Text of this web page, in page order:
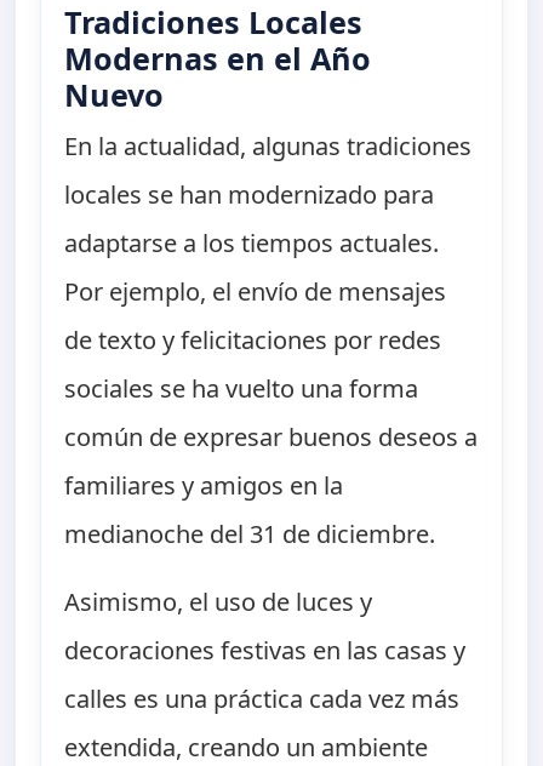
Tradiciones Locales
Modernas en el Año
Nuevo
En la actualidad, algunas tradiciones
locales se han modernizado para
adaptarse a los tiempos actuales.
Por ejemplo, el envío de mensajes
de texto y felicitaciones por redes
sociales se ha vuelto una forma
común de expresar buenos deseos a
familiares y amigos en la
medianoche del 31 de diciembre.
Asimismo, el uso de luces y
decoraciones festivas en las casas y
calles es una práctica cada vez más
extendida, creando un ambiente